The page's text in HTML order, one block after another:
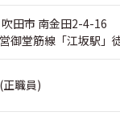
いあるポジション♪
業所づくりが可能！
主体的に動ける
と成長実感が魅力です
田市 南金田2-4-16
御堂筋線「江坂駅」
職員)